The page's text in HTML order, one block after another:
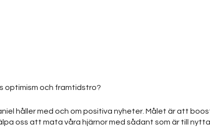
optimism och framtidstro?
håller med och om positiva nyheter. Målet är att
oss att mata våra hjärnor med sådant som är till nytta